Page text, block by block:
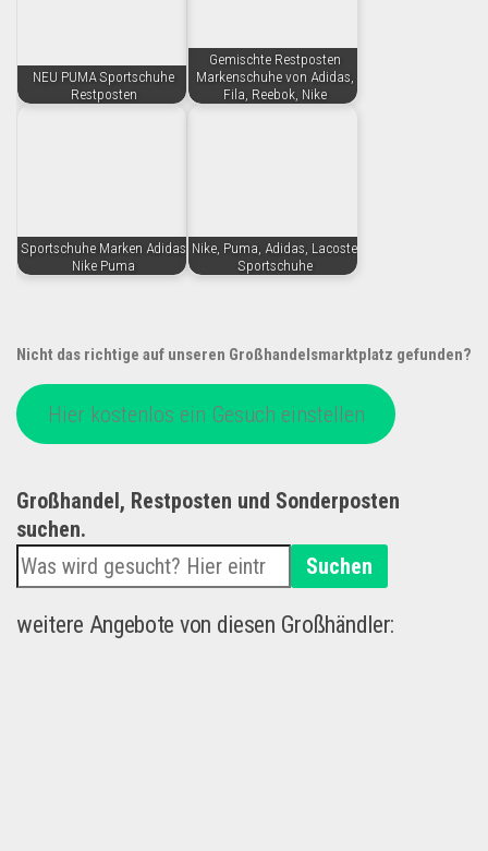
NEU PUMA Sportschuhe
Restposten
Gemischte Restposten
Markenschuhe von Adidas,
Fila, Reebok, Nike
Sportschuhe Marken Adidas
Nike Puma
Nike, Puma, Adidas, Lacoste
Sportschuhe
Nicht das richtige auf unseren Großhandelsmarktplatz gefunden?
Hier kostenlos ein Gesuch einstellen
Großhandel, Restposten und Sonderposten
suchen.
Suchen
weitere Angebote von diesen Großhändler: